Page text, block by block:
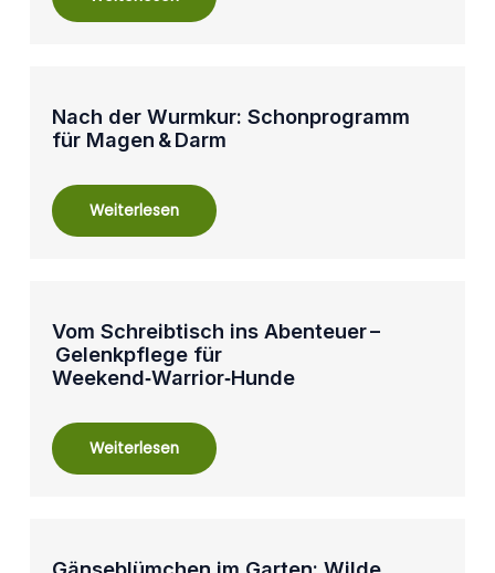
Nach der Wurmkur: Schonprogramm
für Magen & Darm
Weiterlesen
Vom Schreibtisch ins Abenteuer –
Gelenkpflege für
Weekend‑Warrior‑Hunde
Weiterlesen